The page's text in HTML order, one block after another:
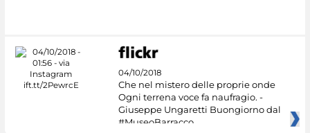
04/10/2018
Che nel mistero delle proprie onde
Ogni terrena voce fa naufragio. -
Giuseppe Ungaretti Buongiorno dal
#MuseoBarracco